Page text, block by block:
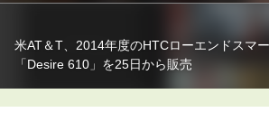
米AT＆T、2014年度のHTCローエンドスマ
「Desire 610」を25日から販売